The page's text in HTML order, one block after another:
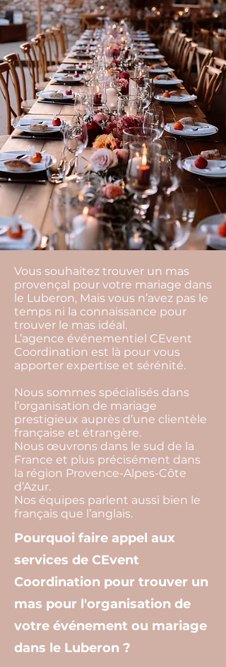
Vous souhaitez trouver un mas
provençal pour votre mariage dans
le Luberon, Mais vous n’avez pas le
temps ni la connaissance pour
trouver le mas idéal.
L’agence événementiel CEvent
Coordination est là pour vous
apporter expertise et sérénité.
Nous sommes spécialisés dans
l’organisation de mariage
prestigieux auprès d’une clientèle
française et étrangère.
Nous œuvrons dans le sud de la
France et plus précisément dans
la région Provence-Alpes-Côte
d’Azur.
Nos équipes parlent aussi bien le
français que l’anglais.
Pourquoi faire appel aux
services de CEvent
Coordination pour trouver un
mas pour l'organisation de
votre événement ou mariage
dans le Luberon ?